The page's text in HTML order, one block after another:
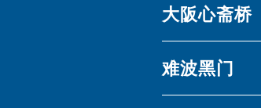
大阪心斋桥
难波黑门